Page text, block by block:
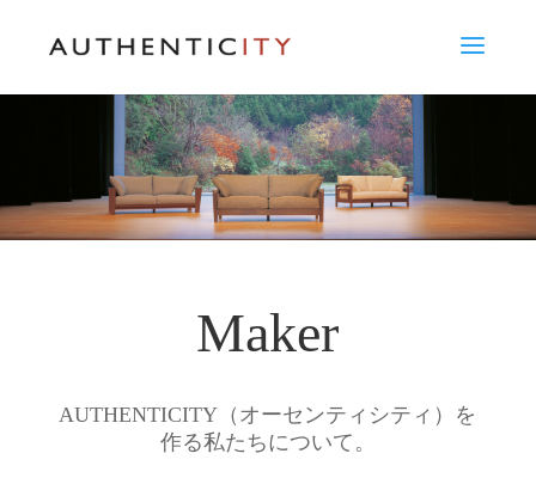
Maker
AUTHENTICITY（オーセンティシティ）を
作る私たちについて。